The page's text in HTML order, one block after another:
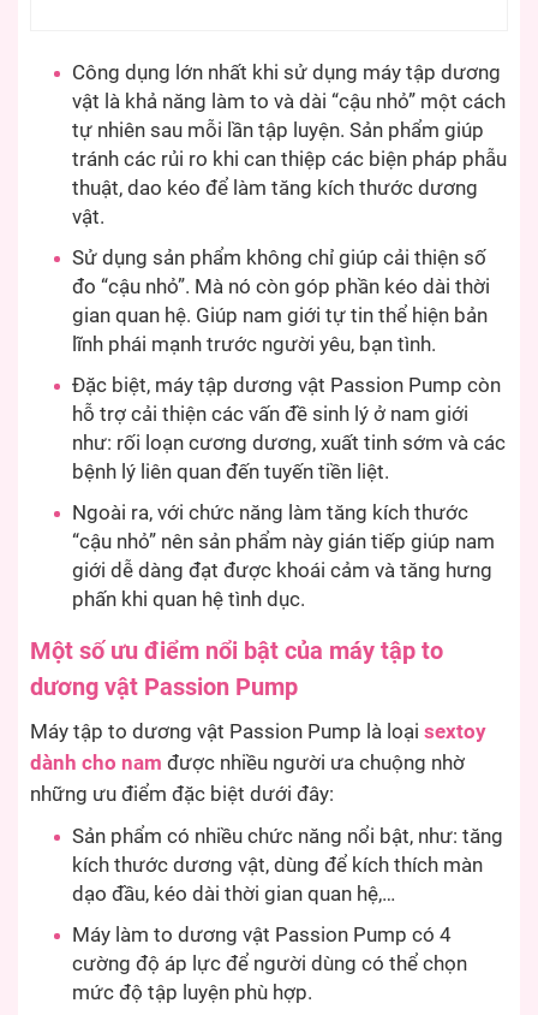
Công dụng lớn nhất khi sử dụng máy tập dương
vật là khả năng làm to và dài “cậu nhỏ” một cách
tự nhiên sau mỗi lần tập luyện. Sản phẩm giúp
tránh các rủi ro khi can thiệp các biện pháp phẫu
thuật, dao kéo để làm tăng kích thước dương
vật.
Sử dụng sản phẩm không chỉ giúp cải thiện số
đo “cậu nhỏ”. Mà nó còn góp phần kéo dài thời
gian quan hệ. Giúp nam giới tự tin thể hiện bản
lĩnh phái mạnh trước người yêu, bạn tình.
Đặc biệt, máy tập dương vật Passion Pump còn
hỗ trợ cải thiện các vấn đề sinh lý ở nam giới
như: rối loạn cương dương, xuất tinh sớm và các
bệnh lý liên quan đến tuyến tiền liệt.
Ngoài ra, với chức năng làm tăng kích thước
“cậu nhỏ” nên sản phẩm này gián tiếp giúp nam
giới dễ dàng đạt được khoái cảm và tăng hưng
phấn khi quan hệ tình dục.
Một số ưu điểm nổi bật của máy tập to
dương vật Passion Pump
Máy tập to dương vật Passion Pump là loại sextoy
dành cho nam được nhiều người ưa chuộng nhờ
những ưu điểm đặc biệt dưới đây:
Sản phẩm có nhiều chức năng nổi bật, như: tăng
kích thước dương vật, dùng để kích thích màn
dạo đầu, kéo dài thời gian quan hệ,…
Máy làm to dương vật Passion Pump có 4
cường độ áp lực để người dùng có thể chọn
mức độ tập luyện phù hợp.